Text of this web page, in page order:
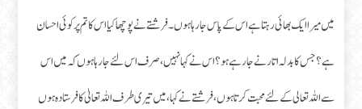
میں میرا ایک بھائی رہتا ہے اس کے پاس جا رہا ہوں۔ فرشتے نے پوچھا کیا اس کا تم پر کوئی احسان
ہے؟ جس کا بدلہ اتارنے جارہے ہو؟ اس نے کہا نہیں ، صرف اس لئے جارہا ہوں کہ میں اس
سے اللہ تعالی کے لئے محبت کرتا ہوں، فرشتے نے کہا، میں تیری طرف اللہ تعالیٰ کا فرستادہ ہوں